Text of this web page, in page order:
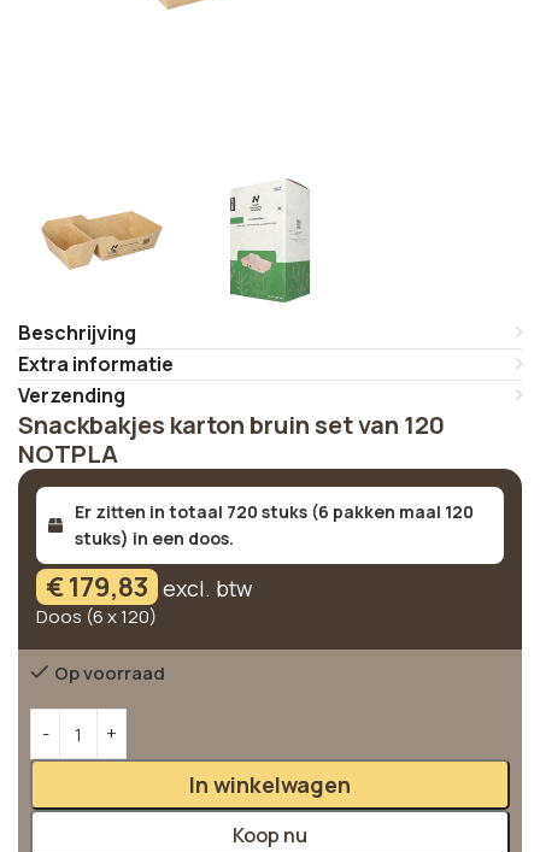
Beschrijving
Extra informatie
Verzending
Snackbakjes karton bruin set van 120
NOTPLA
Er zitten in totaal 720 stuks (6 pakken maal 120
stuks) in een doos.
€179,83 excl. btw
Doos (6 x 120)
Op voorraad
In winkelwagen
Koop nu